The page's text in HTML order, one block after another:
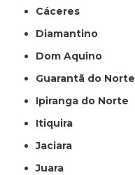
Cáceres
Diamantino
Dom Aquino
Guarantã do Norte
Ipiranga do Norte
Itiquira
Jaciara
Juara